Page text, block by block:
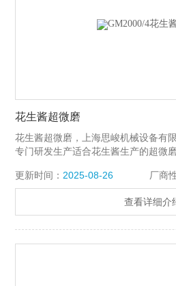
花生酱超微磨
花生酱超微磨，上海思峻机械设备有
专门研发生产适合花生酱生产的超微
区，三级为超微磨碎区。能够将花生
证花生酱的品质，避免“析油“的现象
更新时间： 2025-08-26 厂商
查看详细介